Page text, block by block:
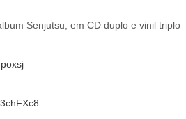
Senjutsu, em CD duplo e vinil triplo